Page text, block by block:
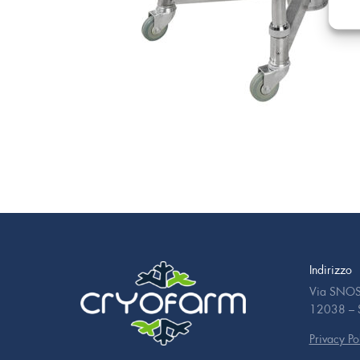
Indirizzo
Via
12038 –
Privacy